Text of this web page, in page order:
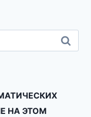
НА ЭТОМ